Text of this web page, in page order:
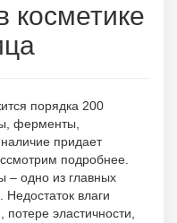
косметике
порядка 200
ферменты,
придает
подробнее.
– одно из главных
влаги
эластичности,